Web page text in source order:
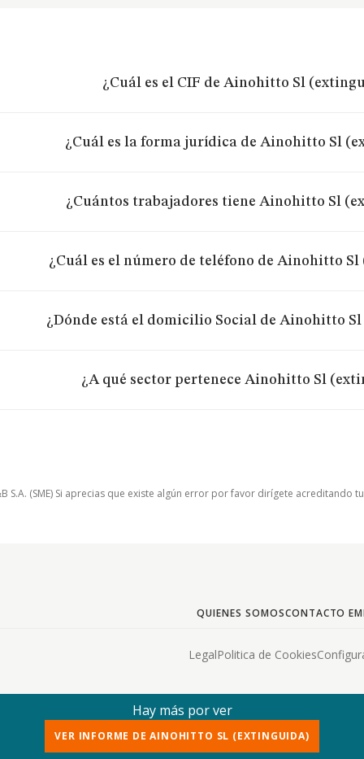
¿Cuál es el CIF de Ainohitto Sl
¿Cuál es la forma jurídica de Ainohitto Sl
¿Cuántos trabajadores tiene Ainohitto Sl
¿Cuál es el número de teléfono de Ainohitto
¿Dónde está el domicilio Social de Ainohitto
¿A qué sector pertenece Ainohitto Sl
(SME) Si aprecias que existe algún error por favor dirígete acreditando
QUIENES SOMOSCONTACTO
LegalPolitica de Cookies
Hay más por ver
VER INFORME DE AINOHITTO SL (EXTINGUIDA)